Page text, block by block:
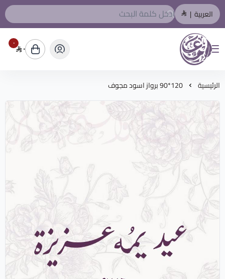
العربية |
المصمم العربي
٠ ٠
الرئيسية 120*90 برواز اسود مجوف